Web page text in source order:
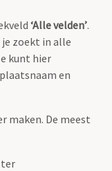
‘Alle velden’.
zoekt in alle
kunt hier
en
maken. De meest